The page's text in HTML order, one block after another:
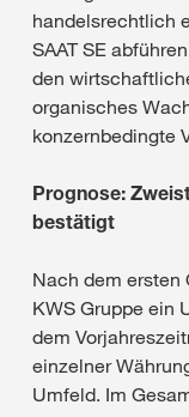
handelsrechtlich
SAAT SE
den
organisches
konzernbedingte
Prognose:
bestätigt
Nach dem ersten
KWS Gruppe ein
dem
einzelner
Umfeld. Im